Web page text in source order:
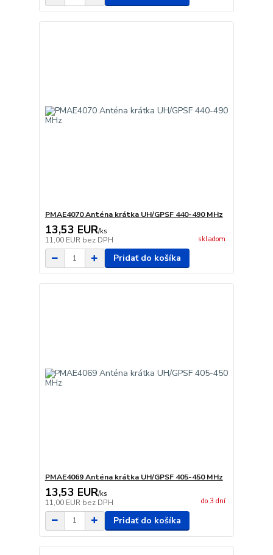
PMAE4070 Anténa krátka UH/GPSF 440-490 MHz
13,53 EUR/ks
11,00 EUR bez DPH skladom
Pridať do košíka
PMAE4069 Anténa krátka UH/GPSF 405-450 MHz
13,53 EUR/ks
11,00 EUR bez DPH do 3 dní
Pridať do košíka